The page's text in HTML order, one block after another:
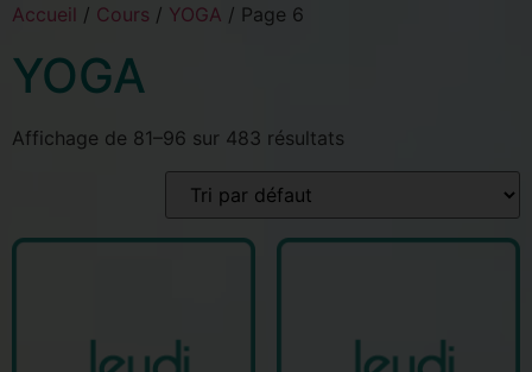
Accueil / Cours / YOGA / Page 6
YOGA
Affichage de 81–96 sur 483 résultats